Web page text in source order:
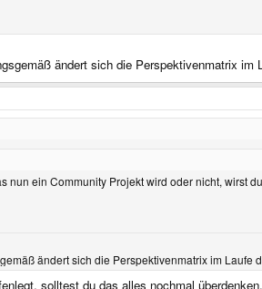
ändert sich die Perspektivenmatrix im
ein Community Projekt wird oder nicht, wirst
ändert sich die Perspektivenmatrix im Laufe
solltest du das alles nochmal überdenken.